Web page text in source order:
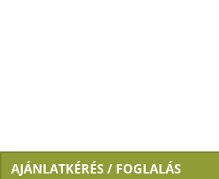
AJÁNLATKÉRÉS / FOGLALÁS